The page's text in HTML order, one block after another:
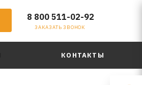
8 800 511-02-92
ЗАКАЗАТЬ ЗВОНОК
КОНТАКТЫ